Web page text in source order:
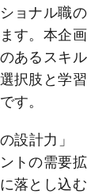
ョナル職の
す。本企画
あるスキル
択肢と学習
す。
設計力」
トの需要拡
落とし込む